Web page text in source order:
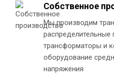
Собственное
Мы производим
распределительные
трансформаторы и
оборудование
напряжения